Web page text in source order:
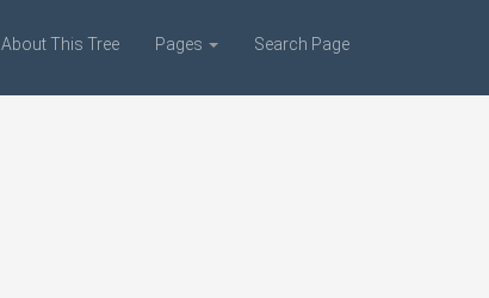
About This Tree Pages Search Page